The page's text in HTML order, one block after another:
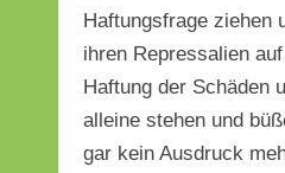
Haftungsfrage ziehen
ihren Repressalien
Haftung der Schäden
alleine stehen und
gar kein Ausdruck